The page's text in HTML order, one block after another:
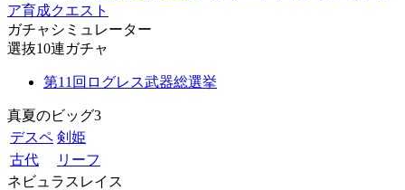
ア育成クエスト
ガチャシミュレーター
選抜10連ガチャ
第11回ログレス武器総選挙
真夏のビッグ3
デスペ 剣姫
古代
リーフ
ネビュラスレイス